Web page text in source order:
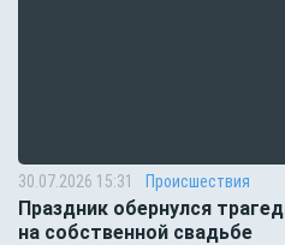
30.07.2026 15:31 Происшествия
Праздник обернулся
на собственной свадьбе